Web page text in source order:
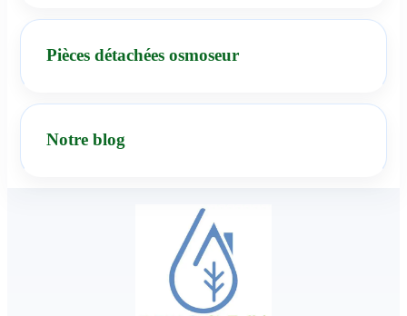
Pièces détachées osmoseur
Notre blog